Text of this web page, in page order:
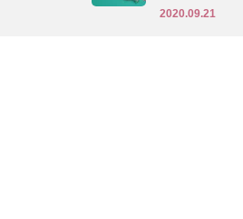
2020.09.21